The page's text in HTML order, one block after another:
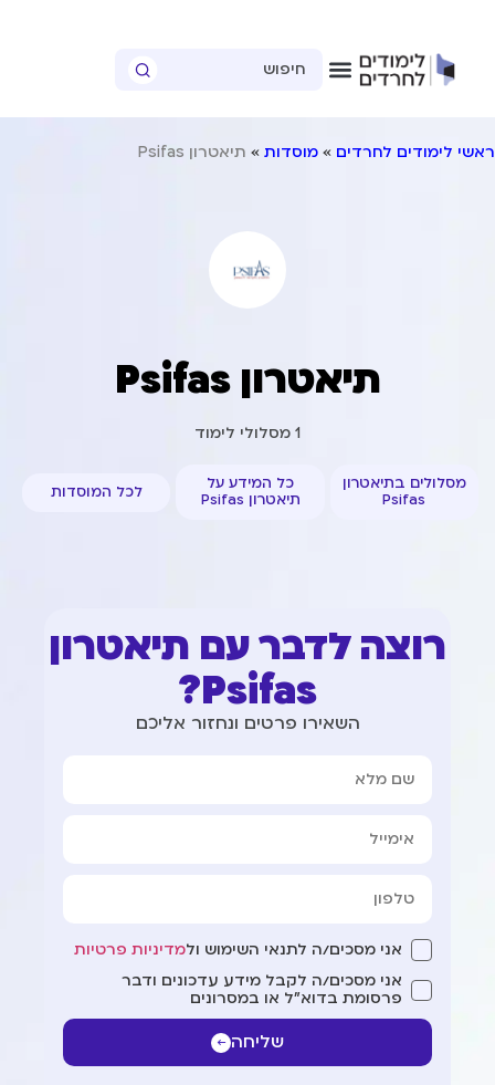
ראשי לימודים לחרדים » מוסדות » תיאטרון Psifas
תיאטרון Psifas
1 מסלולי לימוד
מסלולים בתיאטרון
Psifas
כל המידע על
תיאטרון Psifas
לכל המוסדות
רוצה לדבר עם תיאטרון
Psifas?
השאירו פרטים ונחזור אליכם
אני מסכים/ה לתנאי השימוש ולמדיניות פרטיות
אני מסכים/ה לקבל מידע עדכונים ודבר
פרסומת בדוא"ל או במסרונים
שליחה